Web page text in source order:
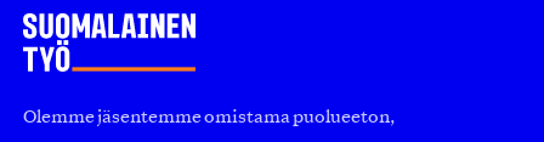
Olemme jäsentemme omistama puolueeton,